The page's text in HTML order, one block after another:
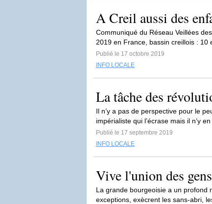
A Creil aussi des
Communiqué du Réseau Veillées
2019 en France, bassin creillois : 10
Publié le 17 octobre 2019
INFO LOCALE
La tâche des
Il n’y a pas de perspective pour le
impérialiste qui l’écrase mais il n’y
Publié le 17 septembre 2019
INFO LOCALE
Vive l'union des
La grande bourgeoisie a un profond
exceptions, exècrent les sans-abri,